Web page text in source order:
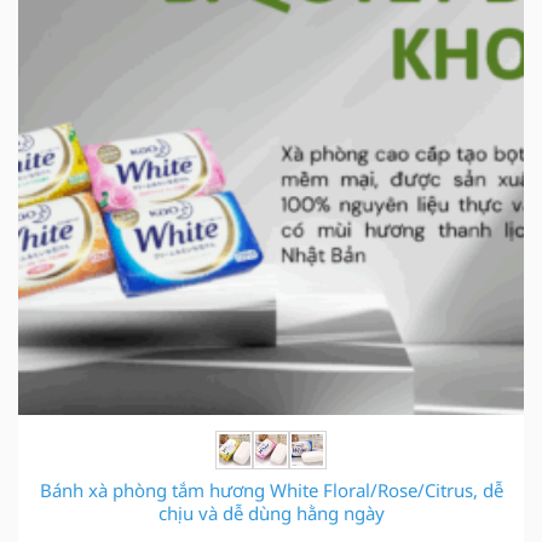
Bánh xà phòng tắm hương White Floral/Rose/Citrus, dễ
chịu và dễ dùng hằng ngày